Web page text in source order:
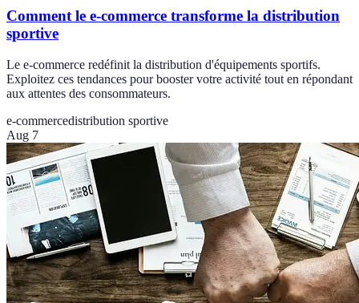
Comment le e-commerce transforme la distribution
sportive
Le e-commerce redéfinit la distribution d'équipements sportifs.
Exploitez ces tendances pour booster votre activité tout en répondant
aux attentes des consommateurs.
e-commercedistribution sportive
Aug 7